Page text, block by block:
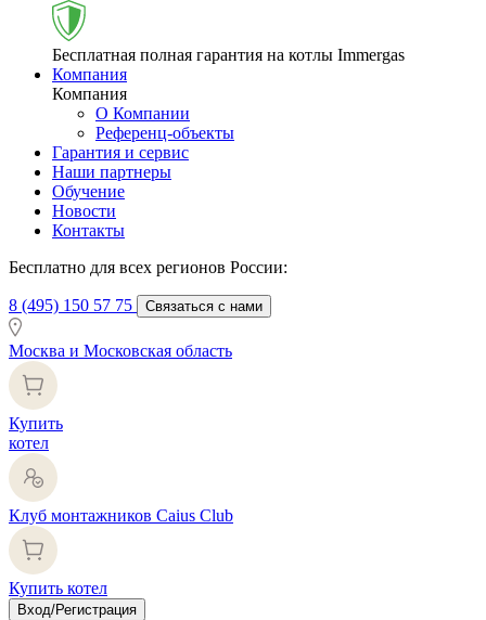
Бесплатная полная гарантия на котлы Immergas
Компания
Компания
О Компании
Референц-объекты
Гарантия и сервис
Наши партнеры
Обучение
Новости
Контакты
Бесплатно для всех регионов России:
8 (495) 150 57 75 Связаться с нами
Москва и Московская область
Купить
котел
Клуб монтажников Caius Club
Купить котел
Вход/Регистрация